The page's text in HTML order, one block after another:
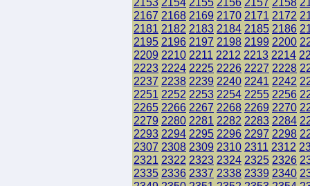
2167 2168 2169 2170 2171 2172
2181 2182 2183 2184 2185 2186
2195 2196 2197 2198 2199 2200
2209 2210 2211 2212 2213 2214
2223 2224 2225 2226 2227 2228
2237 2238 2239 2240 2241 2242
2251 2252 2253 2254 2255 2256
2265 2266 2267 2268 2269 2270
2279 2280 2281 2282 2283 2284
2293 2294 2295 2296 2297 2298
2307 2308 2309 2310 2311 2312
2321 2322 2323 2324 2325 2326
2335 2336 2337 2338 2339 2340